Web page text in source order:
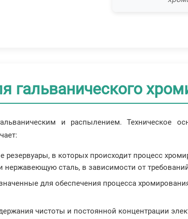
гальванического
и распылением. Техническое
резервуары, в которых происходит процесс
сталь, в зависимости от
для обеспечения процесса
чистоты и постоянной концентрации